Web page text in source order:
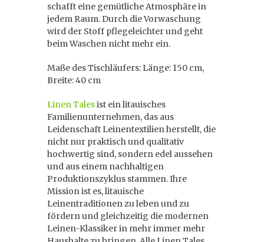
schafft eine gemütliche Atmosphäre in
jedem Raum. Durch die Vorwaschung
wird der Stoff pflegeleichter und geht
beim Waschen nicht mehr ein.
Maße des Tischläufers: Länge: 150 cm,
Breite: 40 cm
Linen Talesist ein litauisches
Familienunternehmen, das aus
Leidenschaft Leinentextilien herstellt, die
nicht nur praktisch und qualitativ
hochwertig sind, sondern edel aussehen
und aus einem nachhaltigen
Produktionszyklus stammen. Ihre
Mission ist es, litauische
Leinentraditionen zu leben und zu
fördern und gleichzeitig die modernen
Leinen-Klassiker in mehr immer mehr